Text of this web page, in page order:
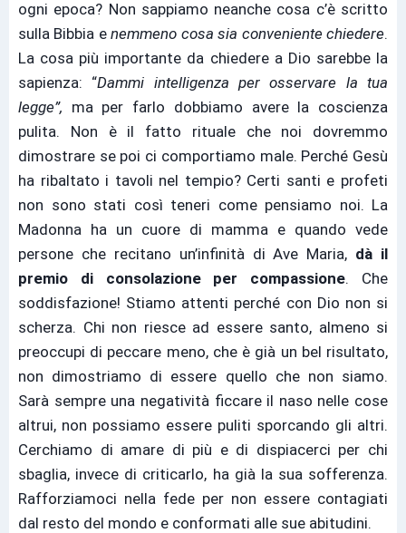
ogni epoca? Non sappiamo neanche cosa c’è scritto
sulla Bibbia enemmeno cosa sia conveniente chiedere.
La cosa più importante da chiedere a Dio sarebbe la
sapienza: “Dammi intelligenza per osservare la tua
legge”, ma per farlo dobbiamo avere la coscienza
pulita. Non è il fatto rituale che noi dovremmo
dimostrare se poi ci comportiamo male. Perché Gesù
ha ribaltato i tavoli nel tempio? Certi santi e profeti
non sono stati così teneri come pensiamo noi. La
Madonna ha un cuore di mamma e quando vede
persone che recitano un’infinità di Ave Maria, dà il
premio di consolazione per compassione. Che
soddisfazione! Stiamo attenti perché con Dio non si
scherza. Chi non riesce ad essere santo, almeno si
preoccupi di peccare meno, che è già un bel risultato,
non dimostriamo di essere quello che non siamo.
Sarà sempre una negatività ficcare il naso nelle cose
altrui, non possiamo essere puliti sporcando gli altri.
Cerchiamo di amare di più e di dispiacerci per chi
sbaglia, invece di criticarlo, ha già la sua sofferenza.
Rafforziamoci nella fede per non essere contagiati
dal resto del mondo e conformati alle sue abitudini.